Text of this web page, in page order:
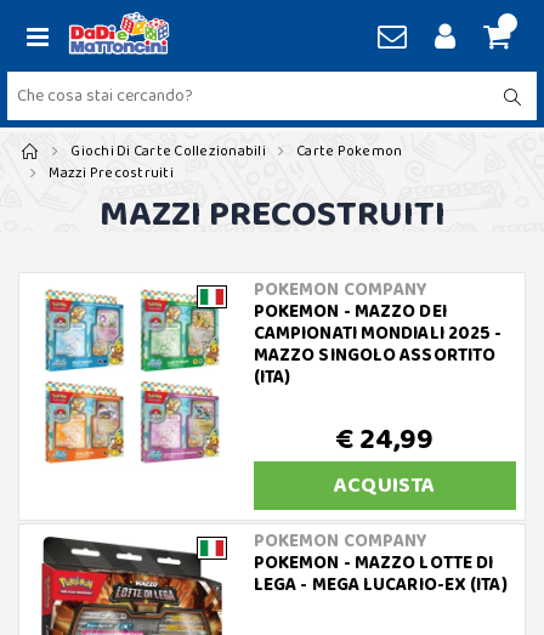
Giochi Di Carte Collezionabili
Carte Pokemon
Mazzi Precostruiti
MAZZI PRECOSTRUITI
POKEMON COMPANY
POKEMON - MAZZO DEI
CAMPIONATI MONDIALI 2025 -
MAZZO SINGOLO ASSORTITO
(ITA)
€ 24,99
ACQUISTA
POKEMON COMPANY
POKEMON - MAZZO LOTTE DI
LEGA - MEGA LUCARIO-EX (ITA)